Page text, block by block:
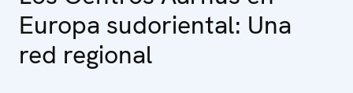
Europa sudoriental: Una
red regional